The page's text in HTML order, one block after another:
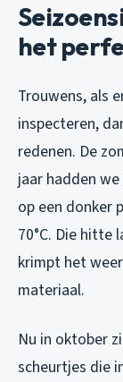
het
Trouwens, als
inspecteren,
redenen. De
jaar hadden
op een donker
70°C. Die
krimpt het
materiaal.
Nu in oktober
scheurtjes die